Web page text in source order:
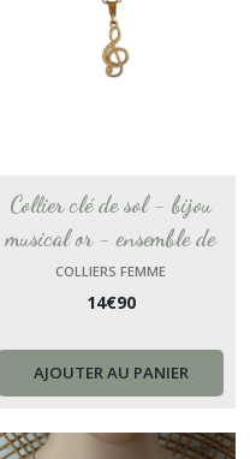
Collier clé de sol - bijou
musical or - ensemble de
bijoux mélodie - collier de
musique - cadeau pour femme
COLLIERS FEMME
14€90
AJOUTER AU PANIER